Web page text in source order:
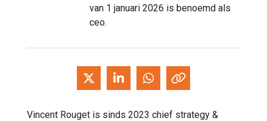
van 1 januari 2026 is benoemd als
ceo.
Vincent Rouget is sinds 2023 chief strategy &